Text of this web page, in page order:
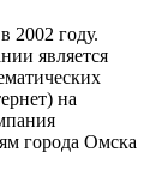
году.
является
на
города Омска